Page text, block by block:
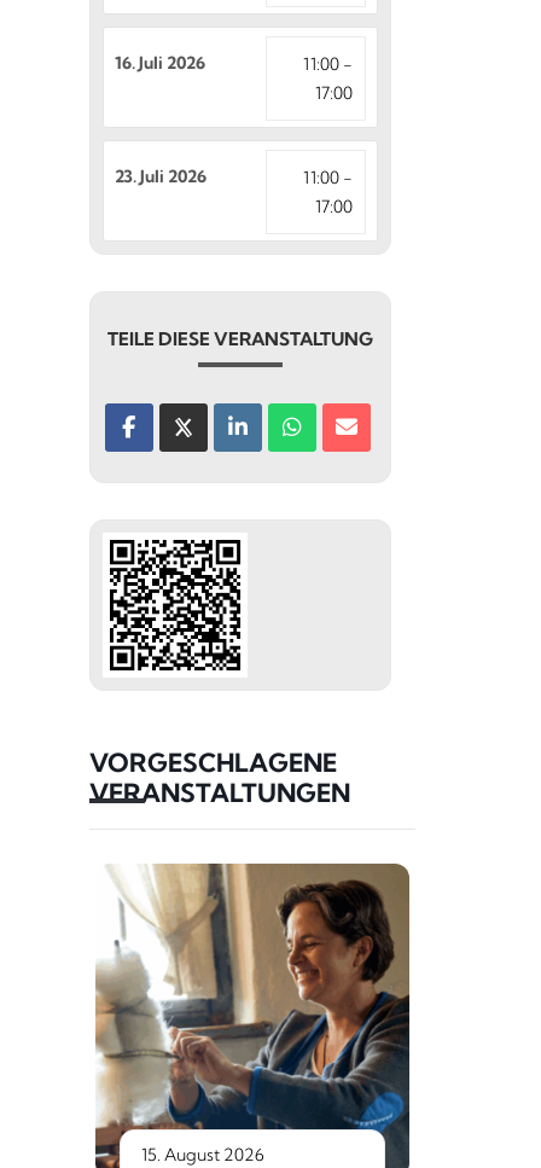
16. Juli 2026
11:00 -
17:00
23. Juli 2026
11:00 -
17:00
TEILE DIESE VERANSTALTUNG
VORGESCHLAGENE
VERANSTALTUNGEN
15. August 2026